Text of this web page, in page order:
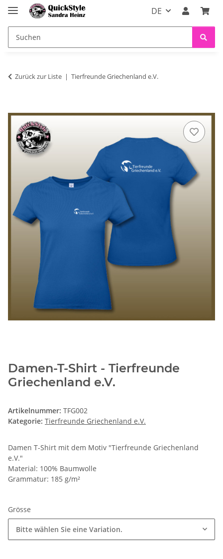
DE
Zurück zur Liste Tierfreunde Griechenland e.V.
Damen-T-Shirt - Tierfreunde
Griechenland e.V.
Artikelnummer: TFG002
Kategorie: Tierfreunde Griechenland e.V.
Damen T-Shirt mit dem Motiv "Tierfreunde Griechenland
e.V."
Material: 100% Baumwolle
Grammatur: 185 g/m²
Grösse
Bitte wählen Sie eine Variation.